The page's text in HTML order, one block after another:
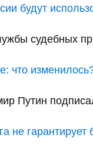
будут
судебных
что
Путин
не гарантирует